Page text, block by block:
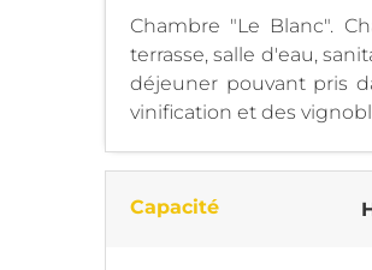
Chambre "Le Blanc".
terrasse, salle d'eau,
déjeuner pouvant pris
vinification et des
Capacité